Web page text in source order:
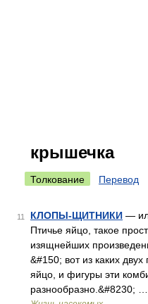
крышечка
Толкование Перевод
11 КЛОПЫ-ЩИТНИКИ —
Птичье яйцо, такое
изящнейших
&#150; вот из каких
яйцо, и фигуры эти
разнообразно.&#8230; …